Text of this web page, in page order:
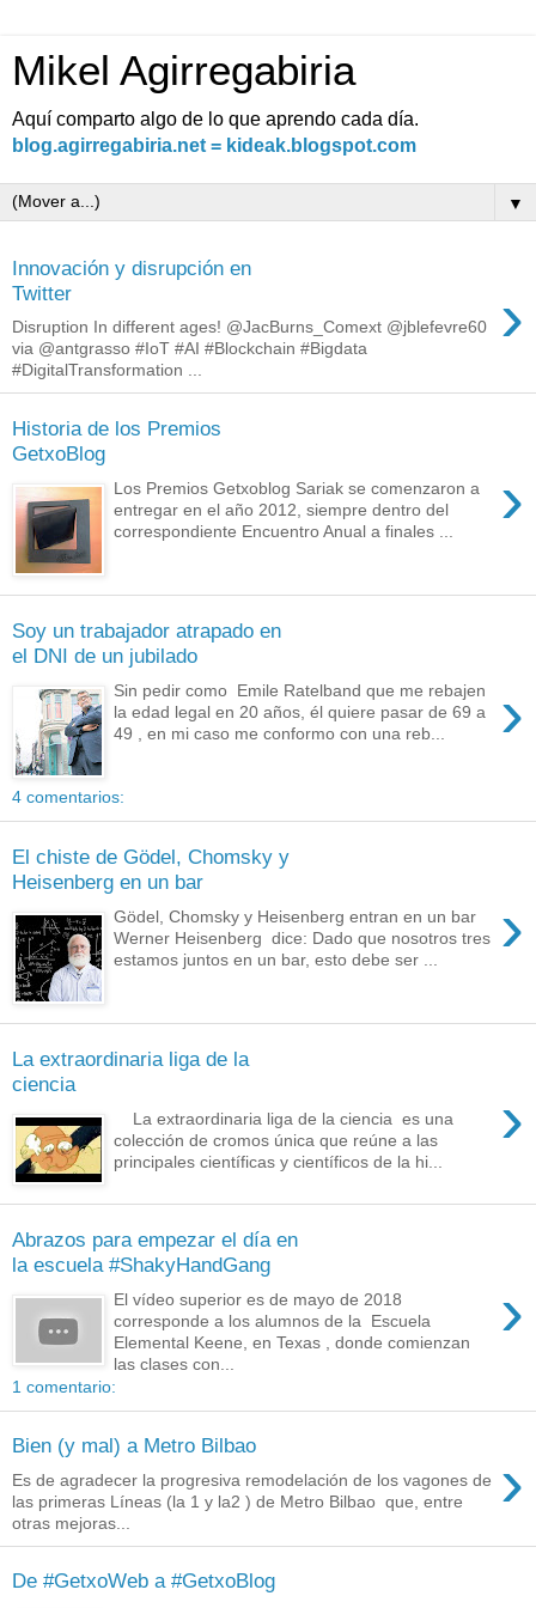
Mikel Agirregabiria
Aquí comparto algo de lo que aprendo cada día.
blog.agirregabiria.net = kideak.blogspot.com
▼
Innovación y disrupción en
Twitter
›
Disruption In different ages! @JacBurns_Comext @jblefevre60
via @antgrasso #IoT #AI #Blockchain #Bigdata
#DigitalTransformation ...
Historia de los Premios
GetxoBlog
›
Los Premios Getxoblog Sariak se comenzaron a
entregar en el año 2012, siempre dentro del
correspondiente Encuentro Anual a finales ...
Soy un trabajador atrapado en
el DNI de un jubilado
›
Sin pedir como Emile Ratelband que me rebajen
la edad legal en 20 años, él quiere pasar de 69 a
49 , en mi caso me conformo con una reb...
4 comentarios:
El chiste de Gödel, Chomsky y
Heisenberg en un bar
›
Gödel, Chomsky y Heisenberg entran en un bar
Werner Heisenberg dice: Dado que nosotros tres
estamos juntos en un bar, esto debe ser ...
La extraordinaria liga de la
ciencia
›
La extraordinaria liga de la ciencia es una
colección de cromos única que reúne a las
principales científicas y científicos de la hi...
Abrazos para empezar el día en
la escuela #ShakyHandGang
›
El vídeo superior es de mayo de 2018
corresponde a los alumnos de la Escuela
Elemental Keene, en Texas , donde comienzan
las clases con...
1 comentario:
Bien (y mal) a Metro Bilbao ›
Es de agradecer la progresiva remodelación de los vagones de
las primeras Líneas (la 1 y la2 ) de Metro Bilbao que, entre
otras mejoras...
De #GetxoWeb a #GetxoBlog